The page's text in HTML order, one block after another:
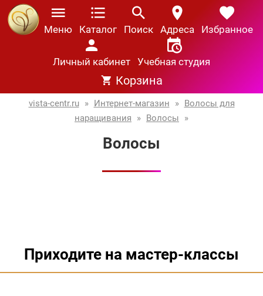
Меню Каталог Поиск Адреса Избранное
Личный кабинет Учебная студия
Корзина
vista-centr.ru » Интернет-магазин » Волосы для
наращивания
» Волосы »
Волосы
Приходите на мастер-классы